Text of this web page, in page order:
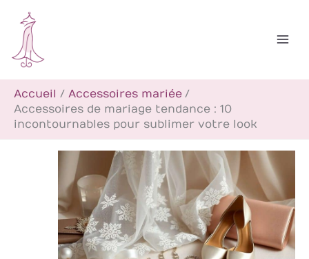
contenu
Accueil
Accessoires mariée
Accessoires de mariage tendance : 10
incontournables pour sublimer votre look
c
h
e
r
c